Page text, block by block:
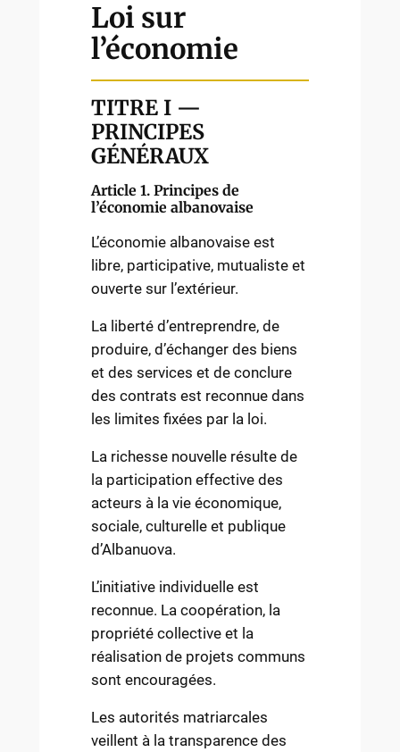
Loi sur
l’économie
TITRE I —
PRINCIPES
GÉNÉRAUX
Article 1. Principes de
l’économie albanovaise
L’économie albanovaise est
libre, participative, mutualiste et
ouverte sur l’extérieur.
La liberté d’entreprendre, de
produire, d’échanger des biens
et des services et de conclure
des contrats est reconnue dans
les limites fixées par la loi.
La richesse nouvelle résulte de
la participation effective des
acteurs à la vie économique,
sociale, culturelle et publique
d’Albanuova.
L’initiative individuelle est
reconnue. La coopération, la
propriété collective et la
réalisation de projets communs
sont encouragées.
Les autorités matriarcales
veillent à la transparence des